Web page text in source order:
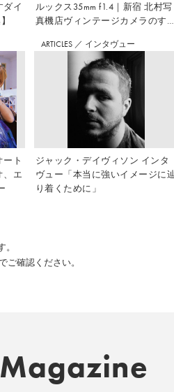
ダイ
ルックス35mm f1.4｜新宿 北村写
真機店ヴィンテージカメラのすす
ト
、エ
ARTICLES ／ インタヴュー
ジャック・デイヴィソン インタ
ヴュー「本当に強いイメージに辿
り着くために」
確認ください。
Magazine